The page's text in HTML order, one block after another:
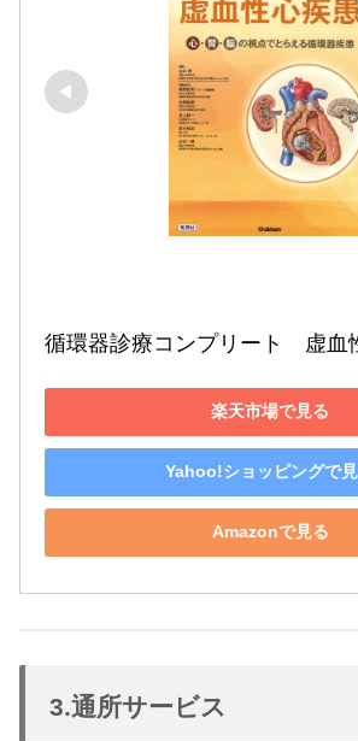
循環器診療コンプリート　虚血
楽天市場で見る
Yahoo!ショッピングで
Amazonで見る
3.通所サービス